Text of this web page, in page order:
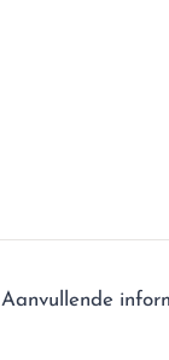
ook
Aanvullende